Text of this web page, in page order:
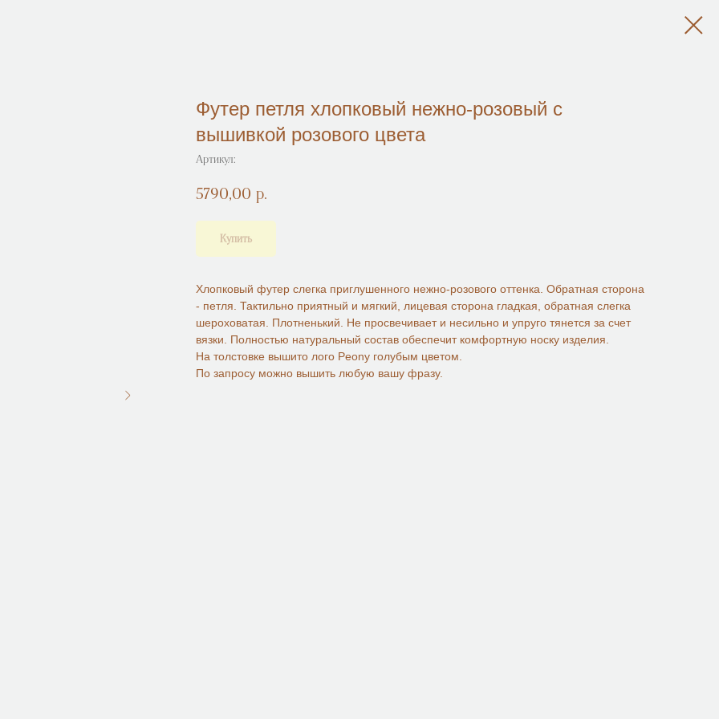
Футер петля хлопковый нежно-розовый с
вышивкой розового цвета
Артикул:
5790,00 р.
Купить
Хлопковый футер слегка приглушенного нежно-розового оттенка. Обратная сторона
- петля. Тактильно приятный и мягкий, лицевая сторона гладкая, обратная слегка
шероховатая. Плотненький. Не просвечивает и несильно и упруго тянется за счет
вязки. Полностью натуральный состав обеспечит комфортную носку изделия.
На толстовке вышито лого Peony голубым цветом.
По запросу можно вышить любую вашу фразу.